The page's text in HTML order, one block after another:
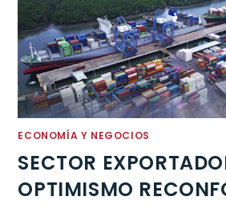
ECONOMÍA Y NEGOCIOS
SECTOR
OPTIMISMO